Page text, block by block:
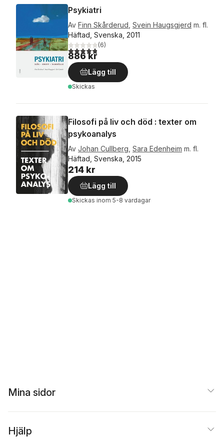
Psykiatri
Av Finn Skårderud Svein Haugsgjerd m. fl.
Häftad, Svenska, 2011
4,8utav 5 stjärnor. Totalt antal röster:
(6)
886 kr
Lägg till
Skickas
Filosofi på liv och död : texter om
psykoanalys
Av Johan Cullberg Sara Edenheim m. fl.
Häftad, Svenska, 2015
214 kr
Lägg till
Skickas inom 5-8 vardagar
Mina sidor
Hjälp